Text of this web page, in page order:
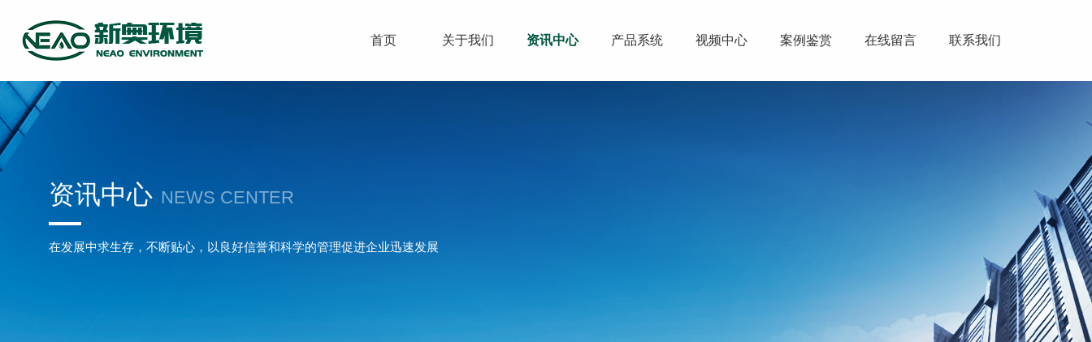
首页 关于我们 资讯中心 产品系统 视频中心 案例鉴赏 在线留言 联系我们
资讯中心 NEWS CENTER
在发展中求生存，不断贴心，以良好信誉和科学的管理促进企业迅速发展